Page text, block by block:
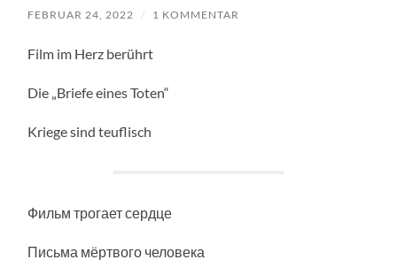
FEBRUAR 24, 2022 / 1 KOMMENTAR
Film im Herz berührt
Die „Briefe eines Toten“
Kriege sind teuflisch
Фильм трогает сердце
Письма мёртвого человека